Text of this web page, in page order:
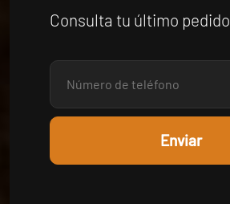
Consulta tu último pedido
Enviar